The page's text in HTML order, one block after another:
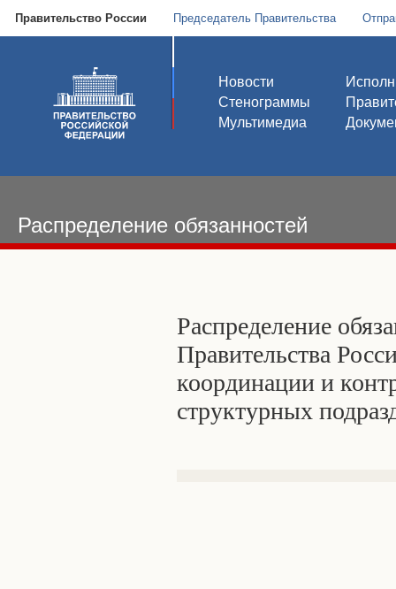
Правительство России Председатель Правительства
Новости
Стенограммы
Мультимедиа
Распределение обязанностей
Распределение
Правительства
координации и
структурных